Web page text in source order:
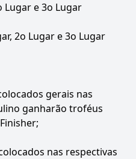
Lugar e 3o Lugar
2o Lugar e 3o Lugar
gerais nas
ganharão troféus
nas respectivas